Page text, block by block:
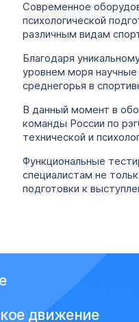
Современное
психологической
различным видам
Благодаря
уровнем моря
среднегорья в
В данный момент в
команды России по
технической и
Функциональные
специалистам не
подготовки к
движение